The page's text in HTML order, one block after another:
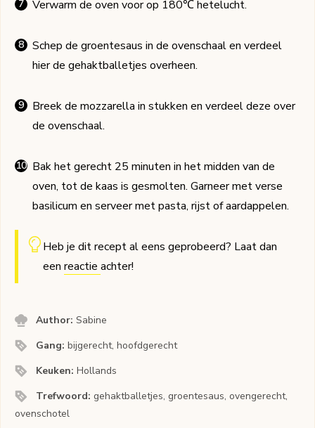
Verwarm de oven voor op 180℃ hetelucht.
Schep de groentesaus in de ovenschaal en verdeel
hier de gehaktballetjes overheen.
Breek de mozzarella in stukken en verdeel deze over
de ovenschaal.
Bak het gerecht 25 minuten in het midden van de
oven, tot de kaas is gesmolten. Garneer met verse
basilicum en serveer met pasta, rijst of aardappelen.
Heb je dit recept al eens geprobeerd? Laat dan
een reactie achter!
Author:Sabine
Gang:bijgerecht, hoofdgerecht
Keuken:Hollands
Trefwoord: gehaktballetjes, groentesaus, ovengerecht,
ovenschotel